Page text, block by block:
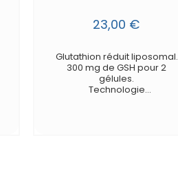
23,00 €
Glutathion réduit liposomal.
300 mg de GSH pour 2
gélules.
Technologie